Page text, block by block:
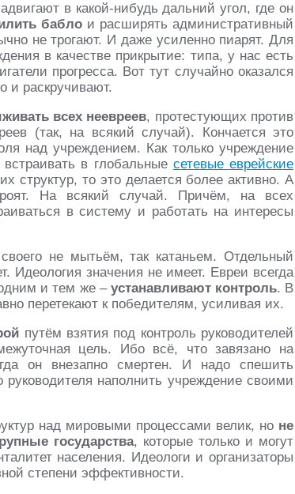
в какой-нибудь дальний угол, где он
баблои расширять административный
не трогают. И даже усиленно пиарят. Для
в качестве прикрытие: типа, у нас есть
прогресса. Вот тут случайно оказался
и раскручивают.
всех неевреев, протестующих против
(так, на всякий случай). Кончается это
над учреждением. Как только учреждение
в глобальные сетевые еврейские
структур, то это делается более активно. А
На всякий случай. Причём, на всех
в систему и работать на интересы
не мытьём, так катаньем. Отдельный
Идеология значения не имеет. Евреи всегда
и тем же – устанавливают контроль. В
перетекают к победителям, усиливая их.
путём взятия под контроль руководителей
цель. Ибо всё, что завязано на
он внезапно смертен. И надо спешить
наполнить учреждение своими
над мировыми процессами велик, но не
государства, которые только и могут
населения. Идеологи и организаторы
степени эффективности.